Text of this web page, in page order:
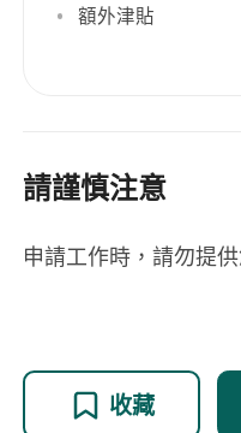
額外津貼
請謹慎注意
申請工作時，請勿提
收藏